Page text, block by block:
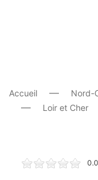
Accueil Nord-
Loir et Cher